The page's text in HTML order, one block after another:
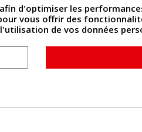
Outils & Accessoires
Tutos
Actualités
d'optimiser les
vous offrir des
de vos données